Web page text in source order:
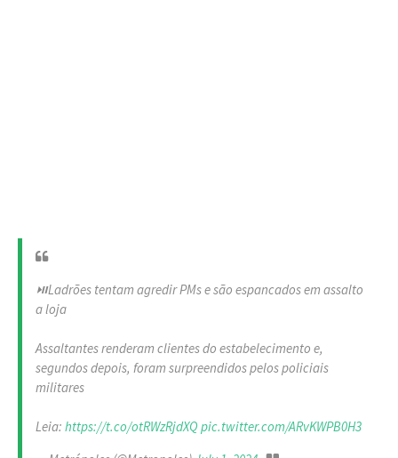
⏯️Ladrões tentam agredir PMs e são espancados em assalto
a loja
Assaltantes renderam clientes do estabelecimento e,
segundos depois, foram surpreendidos pelos policiais
militares
Leia: https://t.co/otRWzRjdXQ pic.twitter.com/ARvKWPB0H3